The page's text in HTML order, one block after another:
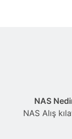
NAS
NAS Alış